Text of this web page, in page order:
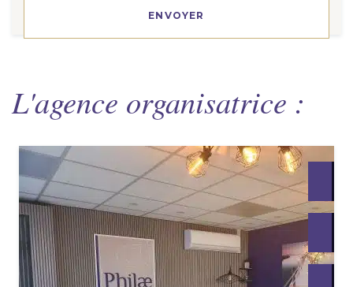
L'agence organisatrice :